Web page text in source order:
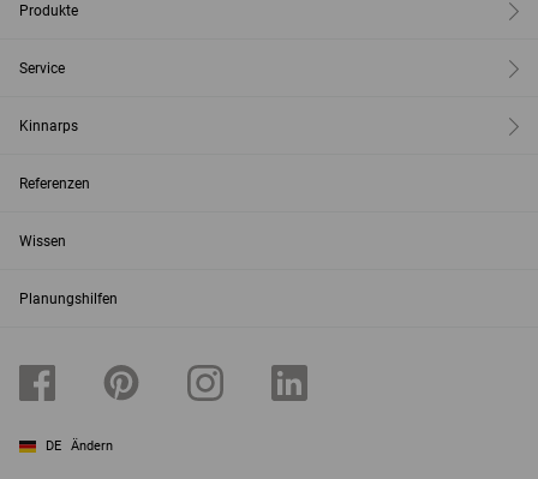
Produkte
Service
Kinnarps
Referenzen
Wissen
Planungshilfen
DE Ändern